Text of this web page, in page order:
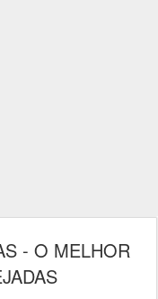
- O MELHOR